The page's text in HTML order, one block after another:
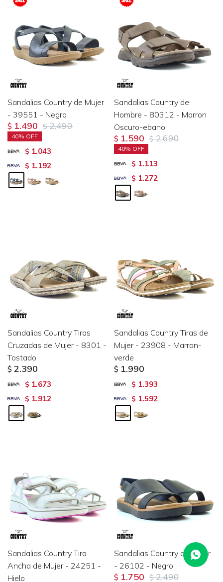
Sandalias Country de Mujer
- 39551 - Negro
$ 1.490 $ 2.490
40
$ 1.043
$ 1.192
Sandalias Country de
Hombre - 80312 - Marron
Oscuro-ebano
$ 1.590 $ 2.690
40
$ 1.113
$ 1.272
Sandalias Country Tiras
Cruzadas de Mujer - 8301 -
Tostado
$ 2.390
$ 1.673
$ 1.912
Sandalias Country Tiras de
Mujer - 23908 - Marron-
verde
$ 1.990
$ 1.393
$ 1.592
Sandalias Country Tira
Ancha de Mujer - 24251 -
Hielo
Sandalias Country de Mujer
- 26102 - Negro
$ 1.750 $ 2.490